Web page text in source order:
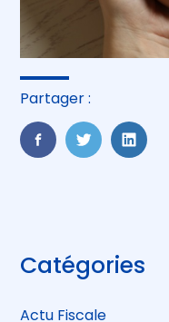
Partager :
FaceBook
Twitter
Blog
sidebar
Catégories
Actu Fiscale